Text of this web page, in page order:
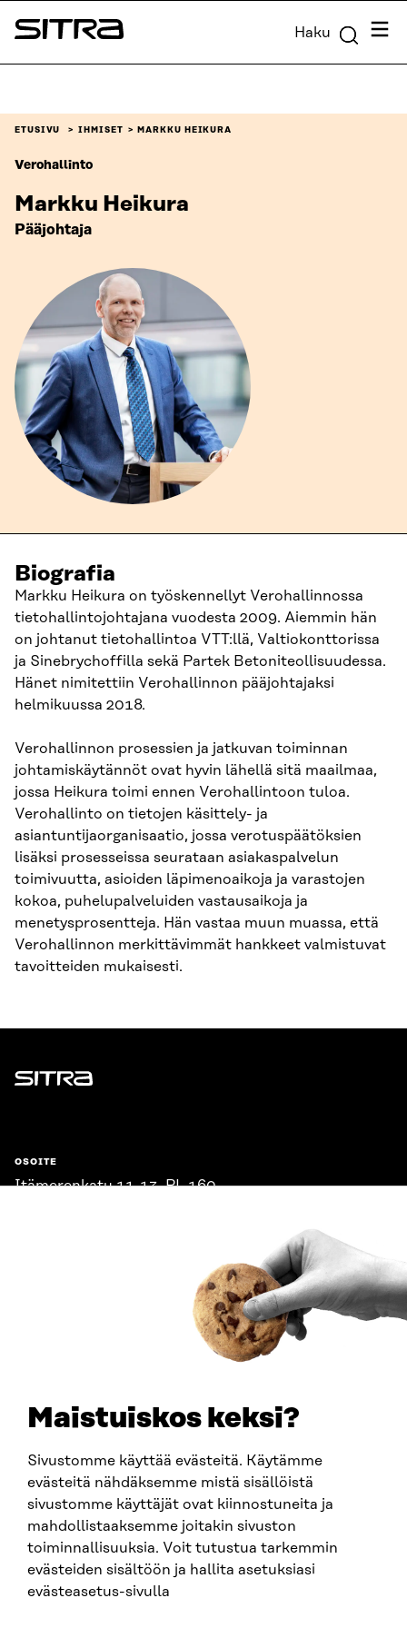
Maistuiskos keksi?
Sivustomme käyttää evästeitä. Käytämme
evästeitä nähdäksemme mistä sisällöistä
sivustomme käyttäjät ovat kiinnostuneita ja
mahdollistaaksemme joitakin sivuston
toiminnallisuuksia. Voit tutustua tarkemmin
evästeiden sisältöön ja hallita asetuksiasi
evästeasetus-sivulla
Siirry
suoraan
Sitra Haku
ETUSIVU IHMISET MARKKU HEIKURA
Verohallinto
Markku Heikura
Pääjohtaja
Biografia
Markku Heikura on työskennellyt Verohallinnossa
tietohallintojohtajana vuodesta 2009. Aiemmin hän
on johtanut tietohallintoa VTT:llä, Valtiokonttorissa
ja Sinebrychoffilla sekä Partek Betoniteollisuudessa.
Hänet nimitettiin Verohallinnon pääjohtajaksi
helmikuussa 2018.
Verohallinnon prosessien ja jatkuvan toiminnan
johtamiskäytännöt ovat hyvin lähellä sitä maailmaa,
jossa Heikura toimi ennen Verohallintoon tuloa.
Verohallinto on tietojen käsittely- ja
asiantuntijaorganisaatio, jossa verotuspäätöksien
lisäksi prosesseissa seurataan asiakaspalvelun
toimivuutta, asioiden läpimenoaikoja ja varastojen
kokoa, puhelupalveluiden vastausaikoja ja
menetysprosentteja. Hän vastaa muun muassa, että
Verohallinnon merkittävimmät hankkeet valmistuvat
tavoitteiden mukaisesti.
Sitra
OSOITE
Itämerenkatu 11-13, PL 160,
SITRA SOSIAALISESSA MEDIASSA
LinkedIn
Instagram
YouTube